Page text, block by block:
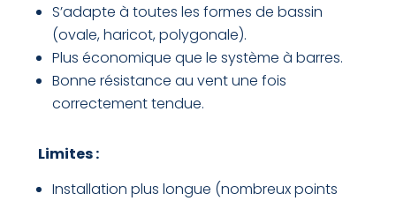
S’adapte à toutes les formes de bassin
(ovale, haricot, polygonale).
Plus économique que le système à barres.
Bonne résistance au vent une fois
correctement tendue.
Limites :
Installation plus longue (nombreux points